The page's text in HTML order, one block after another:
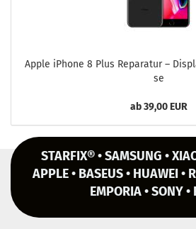
Apple iPho­ne 8 Plus Re­pa­ra­tur –
se
ab 39,00 EUR
STARFIX® • SAMSUNG •
APPLE • BASEUS • HUAWEI •
EMPORIA • SONY •